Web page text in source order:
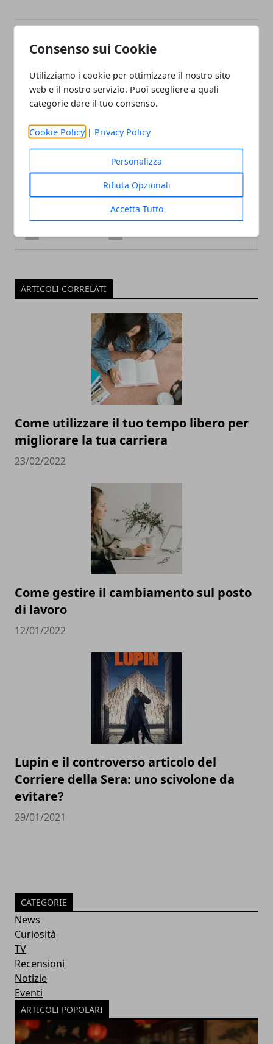
Consenso sui Cookie
Utilizziamo i cookie per ottimizzare il nostro sito
web e il nostro servizio. Puoi scegliere a quali
categorie dare il tuo consenso.
Cookie Policy | Privacy Policy
Personalizza
Rifiuta Opzionali
Accetta Tutto
Articolo Precedente
alta definizione del 2016
Redazione
ARTICOLI CORRELATI
Come utilizzare il tuo tempo libero per
migliorare la tua carriera
23/02/2022
Come gestire il cambiamento sul posto
di lavoro
12/01/2022
Lupin e il controverso articolo del
Corriere della Sera: uno scivolone da
evitare?
29/01/2021
CATEGORIE
News
Curiosità
TV
Recensioni
Notizie
Eventi
ARTICOLI POPOLARI